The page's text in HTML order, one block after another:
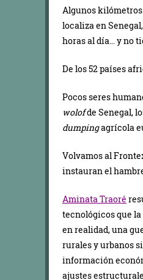
Algunos
localiza en
horas al día… y no
De los 52 países
Pocos seres
wolofde Senegal,
dumpingagrícola
Volvamos al
instauran el
Aminata Traoré
tecnológicos que
en realidad, una
rurales y urbanos
información
ajustes